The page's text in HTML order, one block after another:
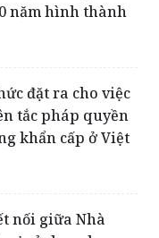
năm hình thành
đặt ra cho việc
tắc pháp quyền
khẩn cấp ở Việt
nối giữa Nhà